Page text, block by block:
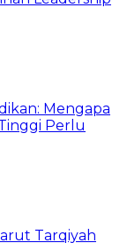
Mengapa
Perlu
Tarqiyah